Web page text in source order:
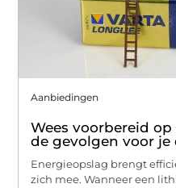
Aanbiedingen
Wees voorbereid
de gevolgen voor je
Energieopslag brengt
zich mee. Wanneer een